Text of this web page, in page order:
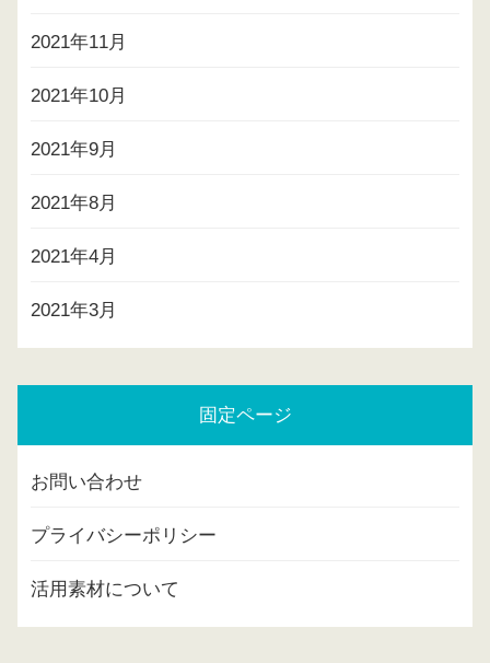
2021年11月
2021年10月
2021年9月
2021年8月
2021年4月
2021年3月
固定ページ
お問い合わせ
プライバシーポリシー
活用素材について